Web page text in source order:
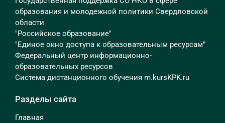
образования и молодежной политики Свердловской
области
"Российское образование"
"Единое окно доступа к образовательным ресурсам"
Федеральный центр информационно-
образовательных ресурсов
Система дистанционного обучения m.kursKPK.ru
Разделы сайта
Главная